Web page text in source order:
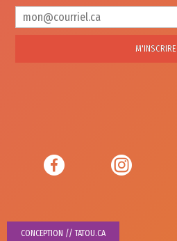
M'INSCRIRE
CONCEPTION // TATOU.CA